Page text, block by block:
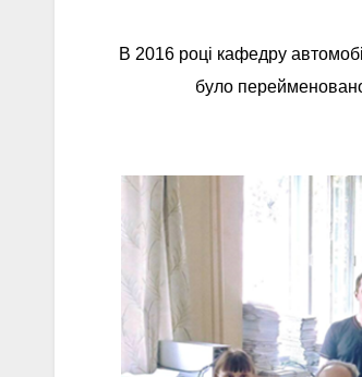
В 2016 році кафедру
було